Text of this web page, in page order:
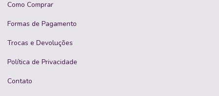
Como Comprar
Formas de Pagamento
Trocas e Devoluções
Política de Privacidade
Contato